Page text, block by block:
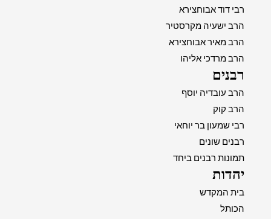
רבי דוד אבוחצירא
הרב ישעיה מקרסטיר
הרב מאיר אבוחצירא
הרב מרדכי אליהו
רבנים
הרב עובדיה יוסף
הרב קוק
רבי שמעון בר יוחאי
רבנים שונים
תמונות רבנים ביחד
יהדות
בית המקדש
הכותל